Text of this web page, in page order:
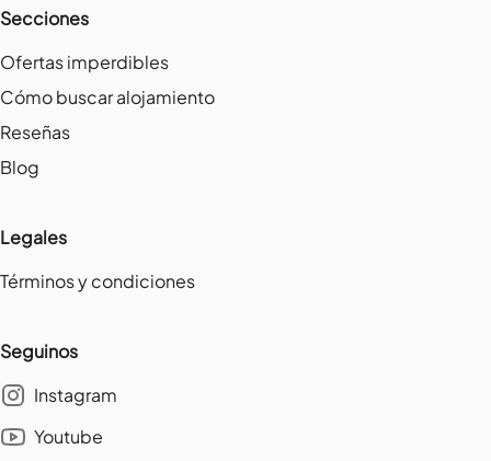
Secciones
Ofertas imperdibles
Cómo buscar alojamiento
Reseñas
Blog
Legales
Términos y condiciones
Seguinos
Instagram
Youtube